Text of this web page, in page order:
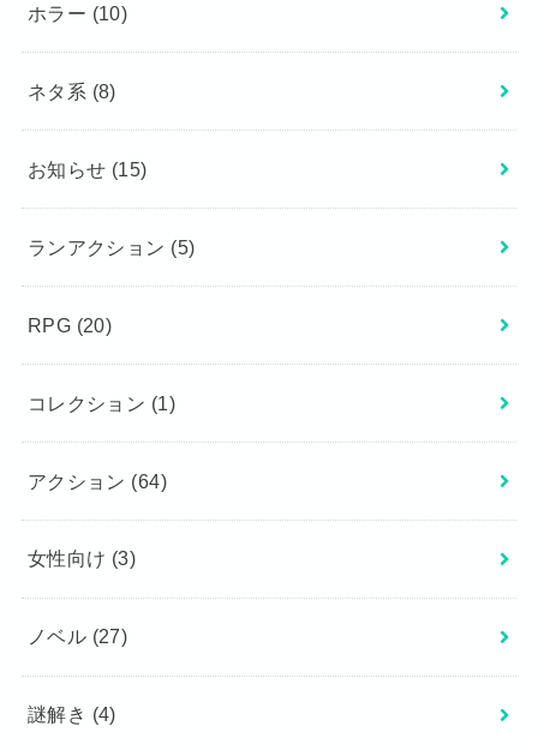
ホラー (10)
ネタ系 (8)
お知らせ (15)
ランアクション (5)
RPG (20)
コレクション (1)
アクション (64)
女性向け (3)
ノベル (27)
謎解き (4)